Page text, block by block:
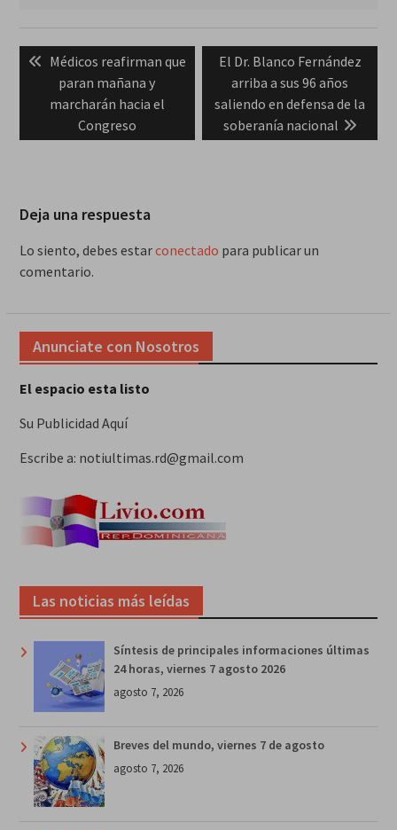
de
entradas
Previous
post:
Médicos reafirman que
paran mañana y
marcharán hacia el
Congreso
Next
post:
El Dr. Blanco Fernández
arriba a sus 96 años
saliendo en defensa de la
soberanía nacional
Deja una respuesta
Lo siento, debes estarconectado para publicar un
comentario.
Anunciate con Nosotros
El espacio esta listo
Su Publicidad Aquí
Escribe a: notiultimas.rd@gmail.com
Las noticias más leídas
Síntesis de principales informaciones últimas
24 horas, viernes 7 agosto 2026
agosto 7, 2026
Breves del mundo, viernes 7 de agosto
agosto 7, 2026